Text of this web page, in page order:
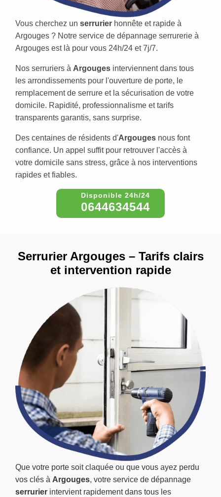
Vous cherchez un serrurier honnête et rapide à
Argouges ? Notre service de dépannage serrurerie à
Argouges est là pour vous 24h/24 et 7j/7.
Nos serruriers à Argouges interviennent dans tous
les arrondissements pour l'ouverture de porte, le
remplacement de serrure et la sécurisation de votre
domicile. Rapidité, professionnalisme et tarifs
transparents garantis, sans surprise.
Des centaines de résidents d'Argouges nous font
confiance. Un appel suffit pour retrouver l'accès à
votre domicile sans stress, grâce à nos interventions
rapides et fiables.
0644634544
Que votre porte soit claquée ou que vous ayez perdu
vos clés à Argouges, votre service de dépannage
serrurier intervient rapidement dans tous les
Serrurier Argouges – Tarifs clairs
et intervention rapide